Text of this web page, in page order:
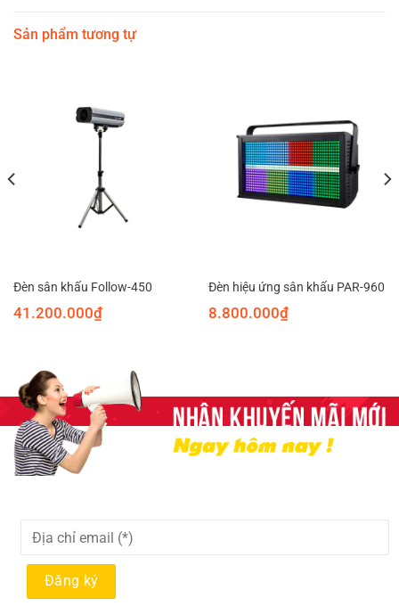
Sản phẩm tương tự
Đèn sân khấu Follow-450
41.200.000₫
Đèn hiệu ứng sân khấu PAR-960
8.800.000₫